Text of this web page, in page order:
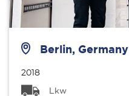
Berlin, Germany
2018
Lkw